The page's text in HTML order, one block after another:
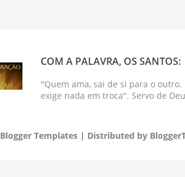
COM A PALAVRA, OS SANTOS:
"Quem ama, sai de si para o
exige nada em troca". Servo de
Blogger Templates | Distributed by